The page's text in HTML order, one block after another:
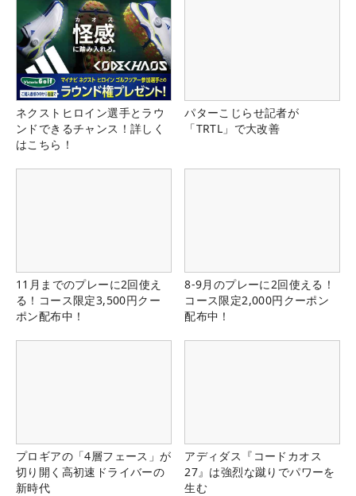
ネクストヒロイン選手とラウ
ンドできるチャンス！詳しく
はこちら！
パターこじらせ記者が
「TRTL」で大改善
11月までのプレーに2回使え
る！コース限定3,500円クー
ポン配布中！
8-9月のプレーに2回使える！
コース限定2,000円クーポン
配布中！
プロギアの「4層フェース」が
切り開く高初速ドライバーの
新時代
アディダス『コードカオス
27』は強烈な蹴りでパワーを
生む